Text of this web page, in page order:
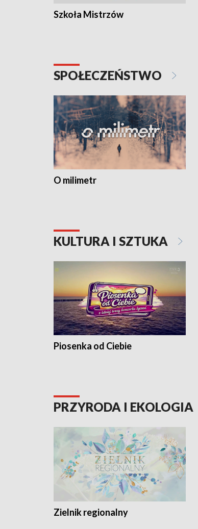
Szkoła Mistrzów
SPOŁECZEŃSTWO
O milimetr
KULTURA I SZTUKA
Piosenka od Ciebie
PRZYRODA I EKOLOGIA
Zielnik regionalny